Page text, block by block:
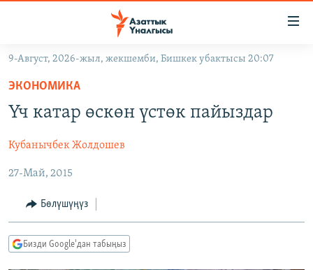
Навигацияга
өтүңүз
Издөөгө
салыңызКЫРГЫЗСТАН
САЯСАТ
ЭКОНОМИКА
МАДАНИЯТ
ДҮЙНӨ
БОРБОР АЗИЯ
УКРАИНА
АТАЙЫН ИЛИКТӨӨ
ТВ ПРОГРАММАЛАР
БҮГҮН АЗАТТЫКТА
ЭКСПЕРТТЕР ТАЛДАЙТ
ПОДКАСТ
ӨЗГӨЧӨ ПИКИР
9-Август, 2026-жыл, жекшемби, Бишкек убактысы 20:07
ЭКОНОМИКА
Үч катар өскөн үстөк пайыздар
Кубанычбек Жолдошев
27-Май, 2015
Бөлүшүңүз
Бизди Google'дан табыңыз